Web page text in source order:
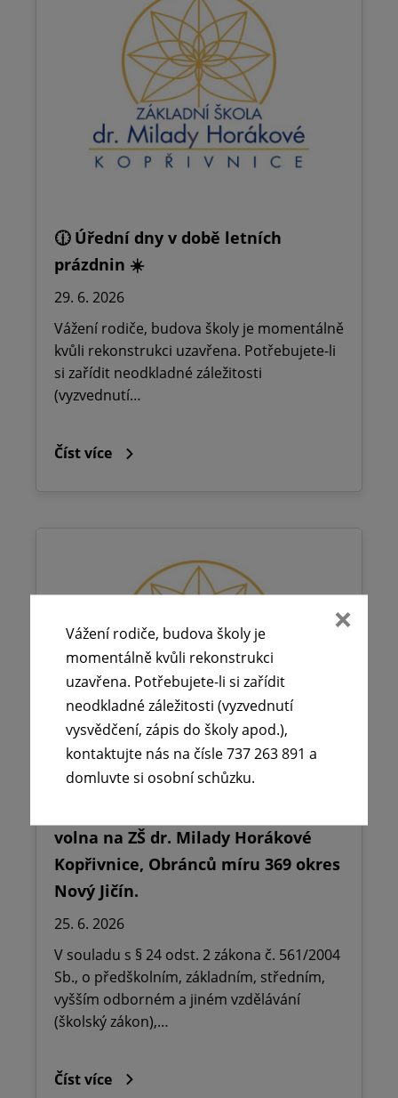
🕧 Úřední dny v době letních
prázdnin ☀️
29. 6. 2026
Vážení rodiče, budova školy je momentálně
kvůli rekonstrukci uzavřena. Potřebujete-li
si zařídit neodkladné záležitosti
(vyzvednutí…
Číst více
volna na ZŠ dr. Milady Horákové
Kopřivnice, Obránců míru 369 okres
Nový Jičín.
25. 6. 2026
V souladu s § 24 odst. 2 zákona č. 561/2004
Sb., o předškolním, základním, středním,
vyšším odborném a jiném vzdělávání
(školský zákon),…
Číst více
Vážení rodiče, budova školy je
momentálně kvůli rekonstrukci
uzavřena. Potřebujete-li si zařídit
neodkladné záležitosti (vyzvednutí
vysvědčení, zápis do školy apod.),
kontaktujte nás na čísle 737 263 891 a
domluvte si osobní schůzku.